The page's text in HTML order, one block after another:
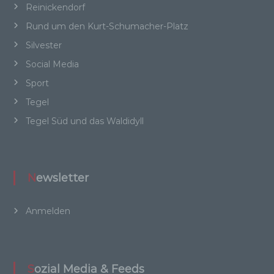
Reinickendorf
Rund um den Kurt-Schumacher-Platz
Silvester
Social Media
Sport
Tegel
Tegel Süd und das Waldidyll
Newsletter
Anmelden
Sozial Media & Feeds
Online-Kennung oder zu einem oder mehreren
physischen, physiologischen, genetischen,
psychischen, wirtschaftlichen, kulturellen oder
sind, identifiziert werden kann.
b) betroffene Person
personenbezogene Daten von dem für die
Verarbeitung Verantwortlichen verarbeitet